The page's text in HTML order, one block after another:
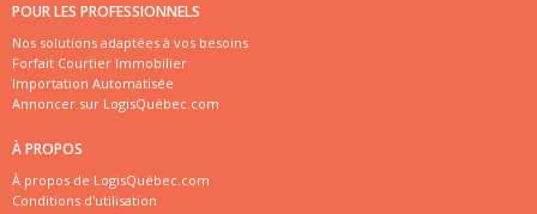
POUR LES PROFESSIONNELS
Nos solutions adaptées à vos besoins
Forfait Courtier Immobilier
Importation Automatisée
Annoncer sur LogisQuébec.com
À PROPOS
À propos de LogisQuébec.com
Conditions d'utilisation